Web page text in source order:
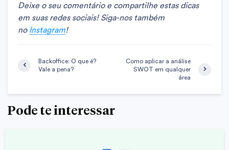
Deixe o seu comentário e compartilhe estas dicas
em suas redes sociais! Siga-nos também
no Instagram!
Backoffice: O que é?
Vale a pena?
Como aplicar a análise
SWOT em qualquer
área
Pode te interessar